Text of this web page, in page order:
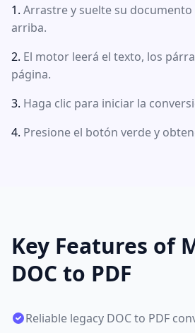
Arrastre y suelte su documento
arriba.
El motor leerá el texto, los
página.
Haga clic para iniciar la
Presione el botón verde y
Key Features of
DOC to PDF
Reliable legacy DOC to PDF